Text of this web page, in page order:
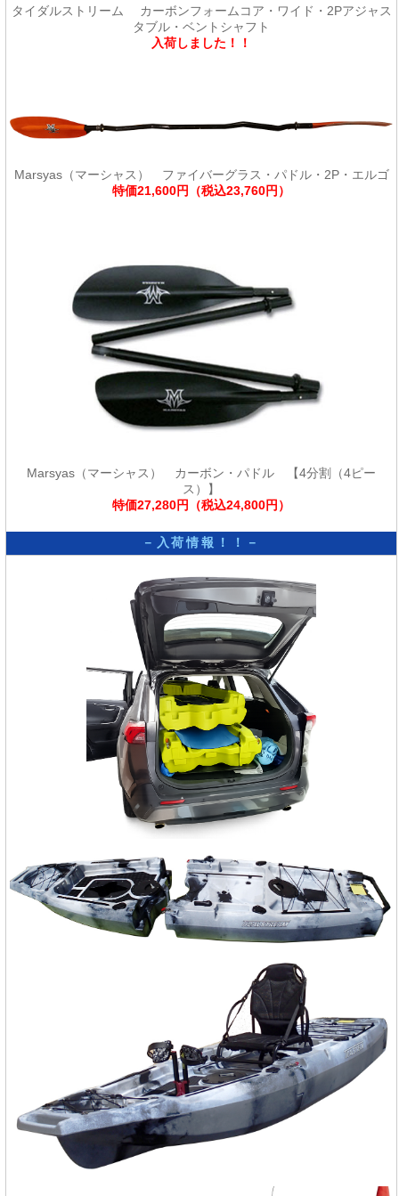
タイダルストリーム カーボンフォームコア・ワイド・2Pアジャス
タブル・ベントシャフト
入荷しました！！
Marsyas（マーシャス） ファイバーグラス・パドル・2P・エルゴ
特価21,600円（税込23,760円）
Marsyas（マーシャス） カーボン・パドル 【4分割（4ピー
ス）】
特価27,280円（税込24,800円）
－入荷情報！！－